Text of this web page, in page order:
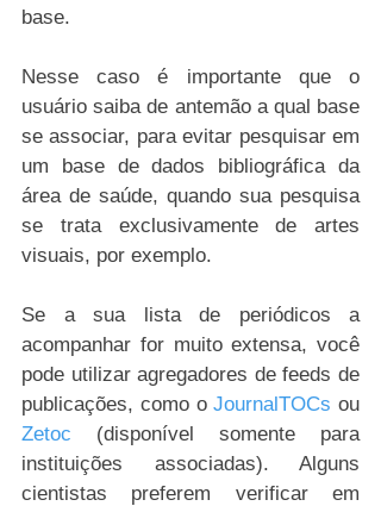
base.
Nesse caso é importante que o
usuário saiba de antemão a qual base
se associar, para evitar pesquisar em
um base de dados bibliográfica da
área de saúde, quando sua pesquisa
se trata exclusivamente de artes
visuais, por exemplo.
Se a sua lista de periódicos a
acompanhar for muito extensa, você
pode utilizar agregadores de feeds de
publicações, como o JournalTOCs
Zetoc (disponível somente para
instituições associadas). Alguns
cientistas preferem verificar em